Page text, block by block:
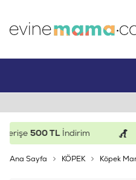
500 TLİndirim
Ana Sayfa KÖPEK Köpek